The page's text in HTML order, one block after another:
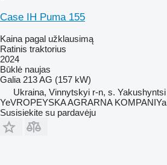
Case IH Puma 155
Kaina pagal užklausimą
Ratinis traktorius
2024
Būklė naujas
Galia 213 AG (157 kW)
Ukraina, Vinnytskyi r-n, s. Yakushyntsi
YeVROPEYSKA AGRARNA KOMPANIYa
Susisiekite su pardavėju